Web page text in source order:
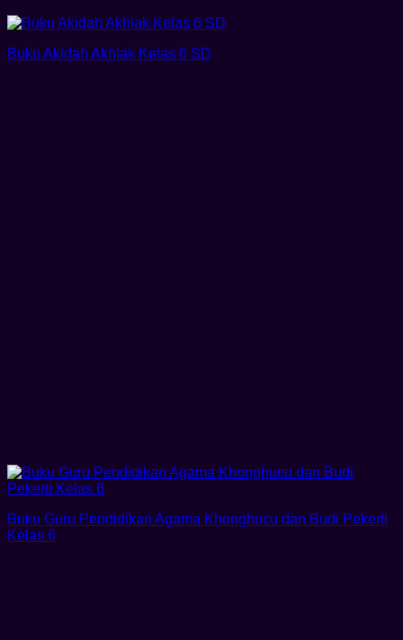
Buku Akidah Akhlak Kelas 6 SD
Buku Guru Pendidikan Agama Khonghucu dan Budi Pekerti
Kelas 6